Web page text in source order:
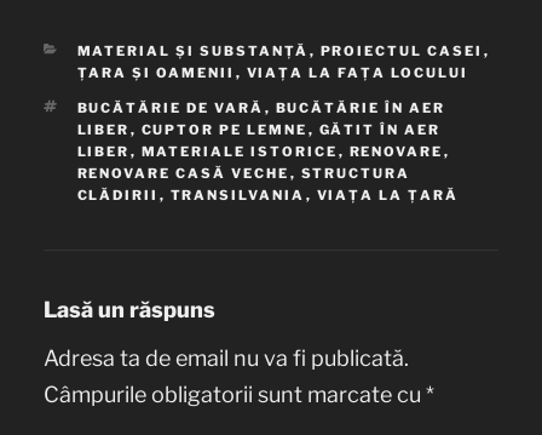
CATEGORII
MATERIAL ȘI SUBSTANȚĂ , PROIECTUL CASEI ,
ȚARA ȘI OAMENII , VIAȚA LA FAȚA LOCULUI
ETICHETE
BUCĂTĂRIE DE VARĂ , BUCĂTĂRIE ÎN AER
LIBER , CUPTOR PE LEMNE , GĂTIT ÎN AER
LIBER , MATERIALE ISTORICE , RENOVARE ,
RENOVARE CASĂ VECHE , STRUCTURA
CLĂDIRII , TRANSILVANIA , VIAȚA LA ȚARĂ
Lasă un răspuns
Adresa ta de email nu va fi publicată.
Câmpurile obligatorii sunt marcate cu *